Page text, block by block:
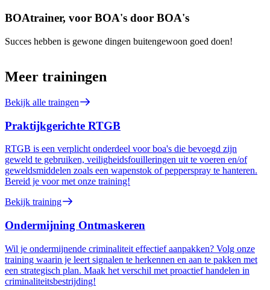
BOAtrainer, voor BOA's door BOA's
Succes hebben is gewone dingen buitengewoon goed doen!
Meer trainingen
Bekijk alle traingen
Praktijkgerichte RTGB
RTGB is een verplicht onderdeel voor boa's die bevoegd zijn
geweld te gebruiken, veiligheidsfouilleringen uit te voeren en/of
geweldsmiddelen zoals een wapenstok of pepperspray te hanteren.
Bereid je voor met onze training!
Bekijk training
Ondermijning Ontmaskeren
Wil je ondermijnende criminaliteit effectief aanpakken? Volg onze
training waarin je leert signalen te herkennen en aan te pakken met
een strategisch plan. Maak het verschil met proactief handelen in
criminaliteitsbestrijding!